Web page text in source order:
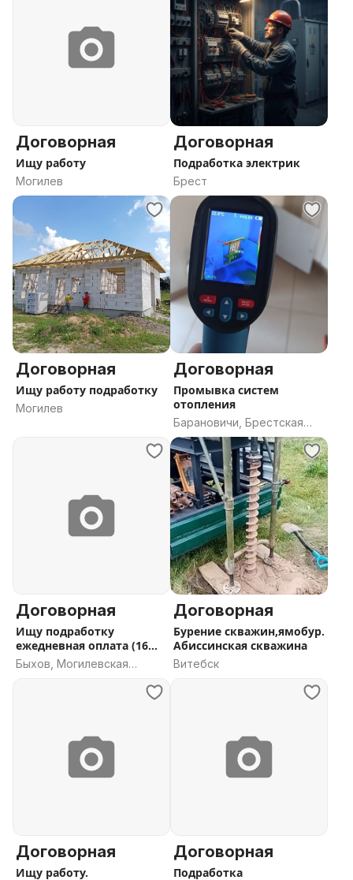
Договорная
Ищу работу
Могилев
Договорная
Подработка электрик
Брест
Договорная
Ищу работу подработку
Могилев
Договорная
Промывка систем
отопления
Барановичи, Брестская
область
Договорная
Ищу подработку
ежедневная оплата (16
лет)
Быхов, Могилевская
Договорная
Бурение скважин,ямобур.
Абиссинская скважина
Витебск
Договорная
Ищу работу.
Договорная
Подработка